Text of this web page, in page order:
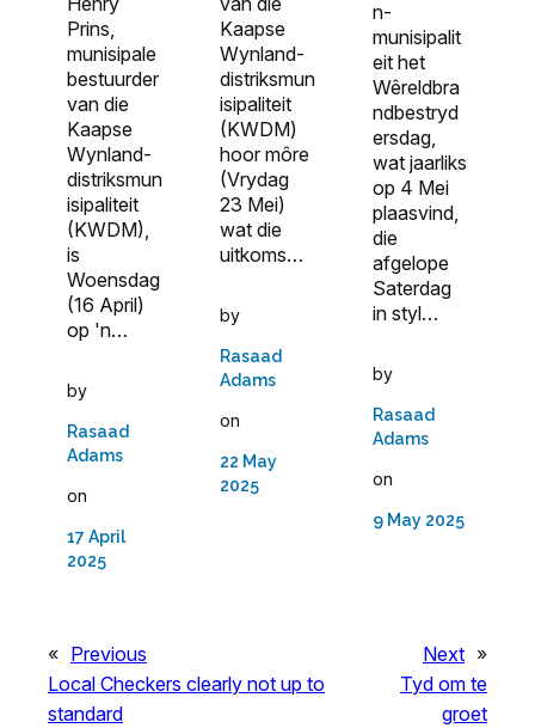
Prins,
munisipale
bestuurder
van die
Kaapse
Wynland-
distriksmun
isipaliteit
(KWDM),
is
Woensdag
(16 April)
op 'n…
by
Rasaad
Adams
on
17 April
2025
Kaapse
Wynland-
distriksmun
isipaliteit
(KWDM)
hoor môre
(Vrydag
23 Mei)
wat die
uitkoms…
by
Rasaad
Adams
on
22 May
2025
n-
munisipalit
eit het
Wêreldbra
ndbestryd
ersdag,
wat jaarliks
op 4 Mei
plaasvind,
die
afgelope
Saterdag
in styl…
by
Rasaad
Adams
on
9 May 2025
« Previous
Local Checkers clearly not up to
standard
Next »
Tyd om te
groet